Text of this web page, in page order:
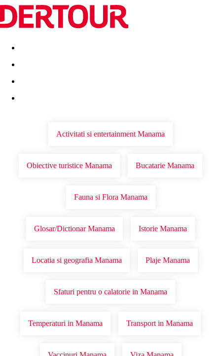
Destinatii Vacanta perfecta OFERTE DE NERATAT
Activitati si entertainment Manama
Obiective turistice Manama Bucatarie Manama
Fauna si Flora Manama
Glosar/Dictionar Manama Istorie Manama
Locatia si geografia Manama Plaje Manama
Sfaturi pentru o calatorie in Manama
Temperaturi in Manama Transport in Manama